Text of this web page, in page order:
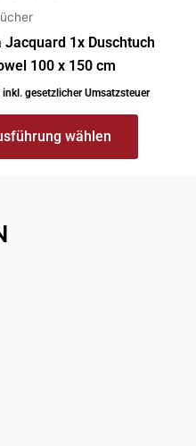
Jacquard 1x Duschtuch
100 x 150 cm
inkl. gesetzlicher Umsatzsteuer
wählen